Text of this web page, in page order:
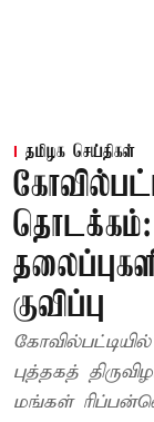
தமிழக செய்திகள்
தொடக்கம்:
குவிப்பு
புத்தகத்
மங்கள்